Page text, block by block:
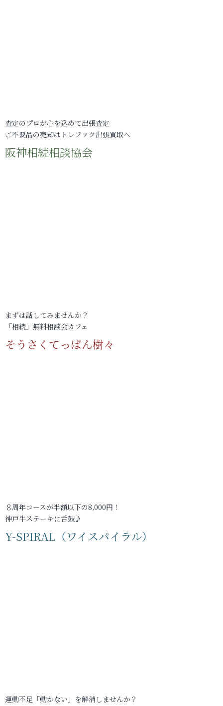
査定のプロが心を込めて出張査定
ご不要品の売却はトレファク出張買取へ
阪神相続相談協会
まずは話してみませんか？
「相続」無料相談会カフェ
そうさくてっぱん樹々
８周年コースが半額以下の8,000円！
神戸牛ステーキに舌鼓♪
Y-SPIRAL（ワイスパイラル）
運動不足「動かない」を解消しませんか？